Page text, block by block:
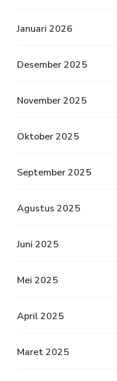
Januari 2026
Desember 2025
November 2025
Oktober 2025
September 2025
Agustus 2025
Juni 2025
Mei 2025
April 2025
Maret 2025